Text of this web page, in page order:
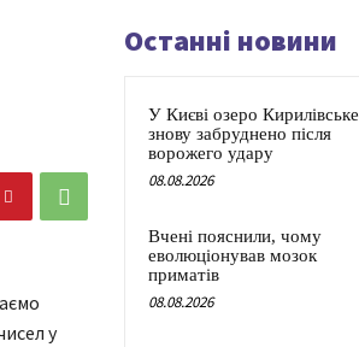
у
Останні новини
У Києві озеро Кирилівське
знову забруднено після
ворожего удару
08.08.2026
Вчені пояснили, чому
еволюціонував мозок
приматів
08.08.2026